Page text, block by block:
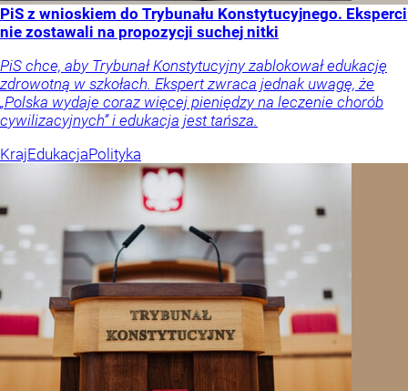
PiS z wnioskiem do Trybunału Konstytucyjnego. Eksperci
nie zostawali na propozycji suchej nitki
PiS chce, aby Trybunał Konstytucyjny zablokował edukację
zdrowotną w szkołach. Ekspert zwraca jednak uwagę, że
„Polska wydaje coraz więcej pieniędzy na leczenie chorób
cywilizacyjnych” i edukacja jest tańsza.
KrajEdukacjaPolityka